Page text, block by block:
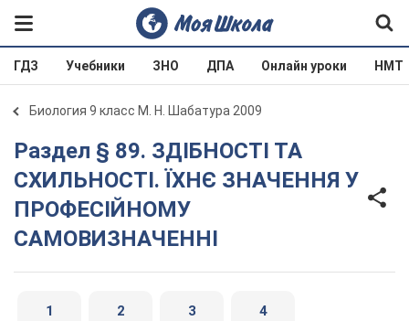
ГДЗ Учебники ЗНО ДПА Онлайн уроки НМТ
Биология 9 класс М. Н. Шабатура 2009
Раздел § 89. ЗДІБНОСТІ ТА
СХИЛЬНОСТІ. ЇХНЄ ЗНАЧЕННЯ У
ПРОФЕСІЙНОМУ
САМОВИЗНАЧЕННІ
1 2 3 4